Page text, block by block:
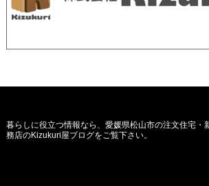
暮らしに役立つ情報なら、 愛媛県松山市の注文住宅・
務店のKizukuri屋ブログをご覧下さい。